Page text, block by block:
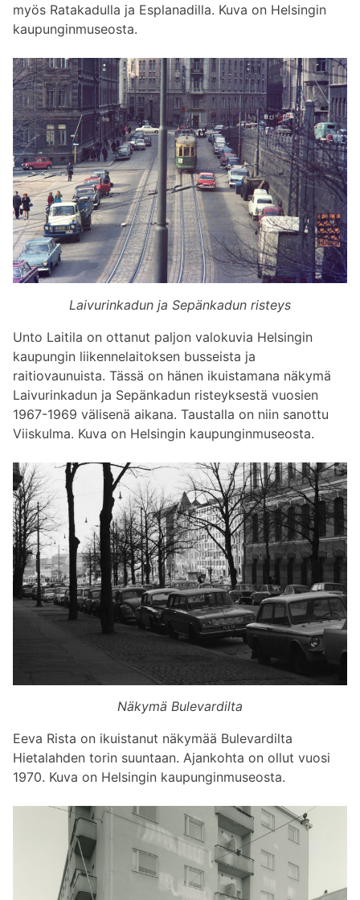
myös Ratakadulla ja Esplanadilla. Kuva on Helsingin
kaupunginmuseosta.
Laivurinkadun ja Sepänkadun risteys
Unto Laitila on ottanut paljon valokuvia Helsingin
kaupungin liikennelaitoksen busseista ja
raitiovaunuista. Tässä on hänen ikuistamana näkymä
Laivurinkadun ja Sepänkadun risteyksestä vuosien
1967-1969 välisenä aikana. Taustalla on niin sanottu
Viiskulma. Kuva on Helsingin kaupunginmuseosta.
Näkymä Bulevardilta
Eeva Rista on ikuistanut näkymää Bulevardilta
Hietalahden torin suuntaan. Ajankohta on ollut vuosi
1970. Kuva on Helsingin kaupunginmuseosta.